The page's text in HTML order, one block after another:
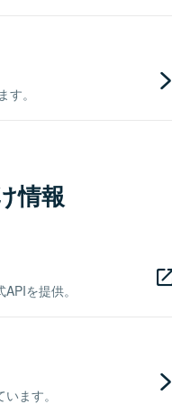
。
情報
を提供。
ます。